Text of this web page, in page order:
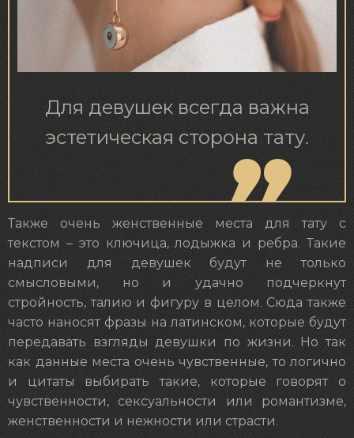
Для девушек всегда важна
эстетическая сторона тату.
Также очень женственные места для тату с
текстом – это ключица, лодыжка и ребра. Такие
надписи для девушек будут не только
смысловыми, но и удачно подчеркнут
стройность, талию и фигуру в целом. Сюда также
часто наносят фразы на латинском, которые будут
передавать взгляды девушки по жизни. Но так
как данные места очень чувственные, то логично
и цитаты выбирать такие, которые говорят о
чувственности, сексуальности или романтизме,
женственности и нежности или страсти.